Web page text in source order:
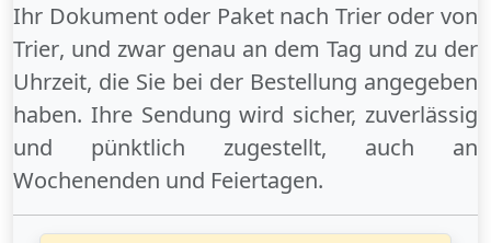
Ihr Dokument oder Paket nach Trierodervon
Trier, und zwar genau an dem Tag und zu der
Uhrzeit, die Sie bei der Bestellung angegeben
haben. Ihre Sendung wird sicher, zuverlässig
und pünktlich zugestellt, auch an
Wochenenden und Feiertagen.